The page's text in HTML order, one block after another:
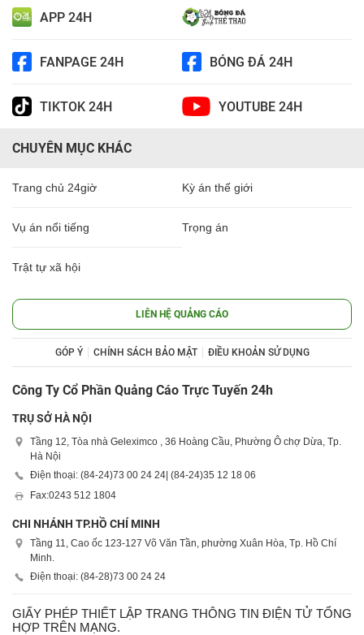
APP 24H
FANPAGE 24H BÓNG ĐÁ 24H
TIKTOK 24H YOUTUBE 24H
CHUYÊN MỤC KHÁC
Trang chủ 24giờ Kỳ án thế giới
Vụ án nổi tiếng Trọng án
Trật tự xã hội
LIÊN HỆ QUẢNG CÁO
GÓP Ý CHÍNH SÁCH BẢO MẬT ĐIỀU KHOẢN SỬ DỤNG
Công Ty Cổ Phần Quảng Cáo Trực Tuyến 24h
TRỤ SỞ HÀ NỘI
Tầng 12, Tòa nhà Geleximco , 36 Hoàng Cầu, Phường Ô chợ Dừa, Tp.
Hà Nội
Điện thoại: (84-24)73 00 24 24 | (84-24)35 12 18 06
Fax:0243 512 1804
CHI NHÁNH TP.HỒ CHÍ MINH
Tầng 11, Cao ốc 123-127 Võ Văn Tần, phường Xuân Hòa, Tp. Hồ Chí
Minh.
Điện thoại: (84-28)73 00 24 24
GIẤY PHÉP THIẾT LẬP TRANG THÔNG TIN ĐIỆN TỬ TỔNG
HỢP TRÊN MẠNG.